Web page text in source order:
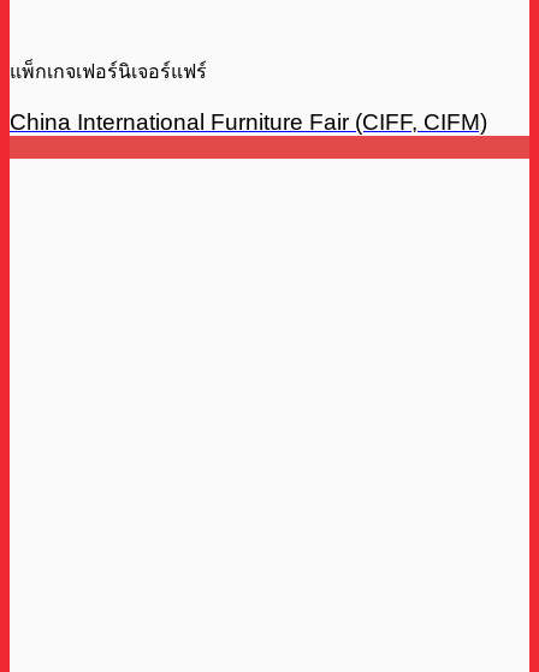
แพ็กเกจเฟอร์นิเจอร์แฟร์
China International Furniture Fair (CIFF, CIFM)